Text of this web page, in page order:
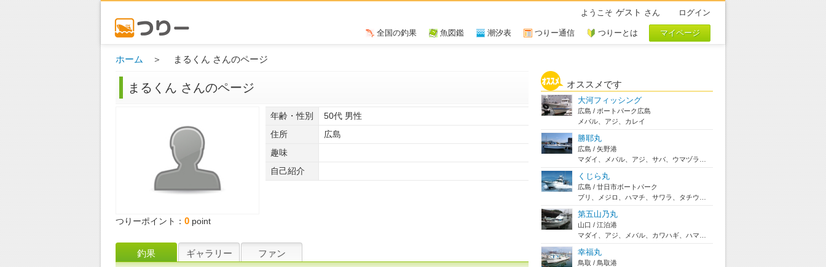
ようこそ ゲスト さん ログイン
つりーとは
つりー通信
潮汐表
魚図鑑
全国の釣果
ホーム ＞ まるくん さんのページ
まるくん さんのページ
つりーポイント： 0 point
年齢・性別
50代 男性
住所
広島
趣味
自己紹介
釣果 ギャラリー ファン
オススメです
大河フィッシング
広島 / ボートパーク広島
メバル、アジ、カレイ
勝耶丸
広島 / 矢野港
くじら丸
広島 / 廿日市ボートパーク
第五山乃丸
山口 / 江泊港
幸福丸
鳥取 / 鳥取港